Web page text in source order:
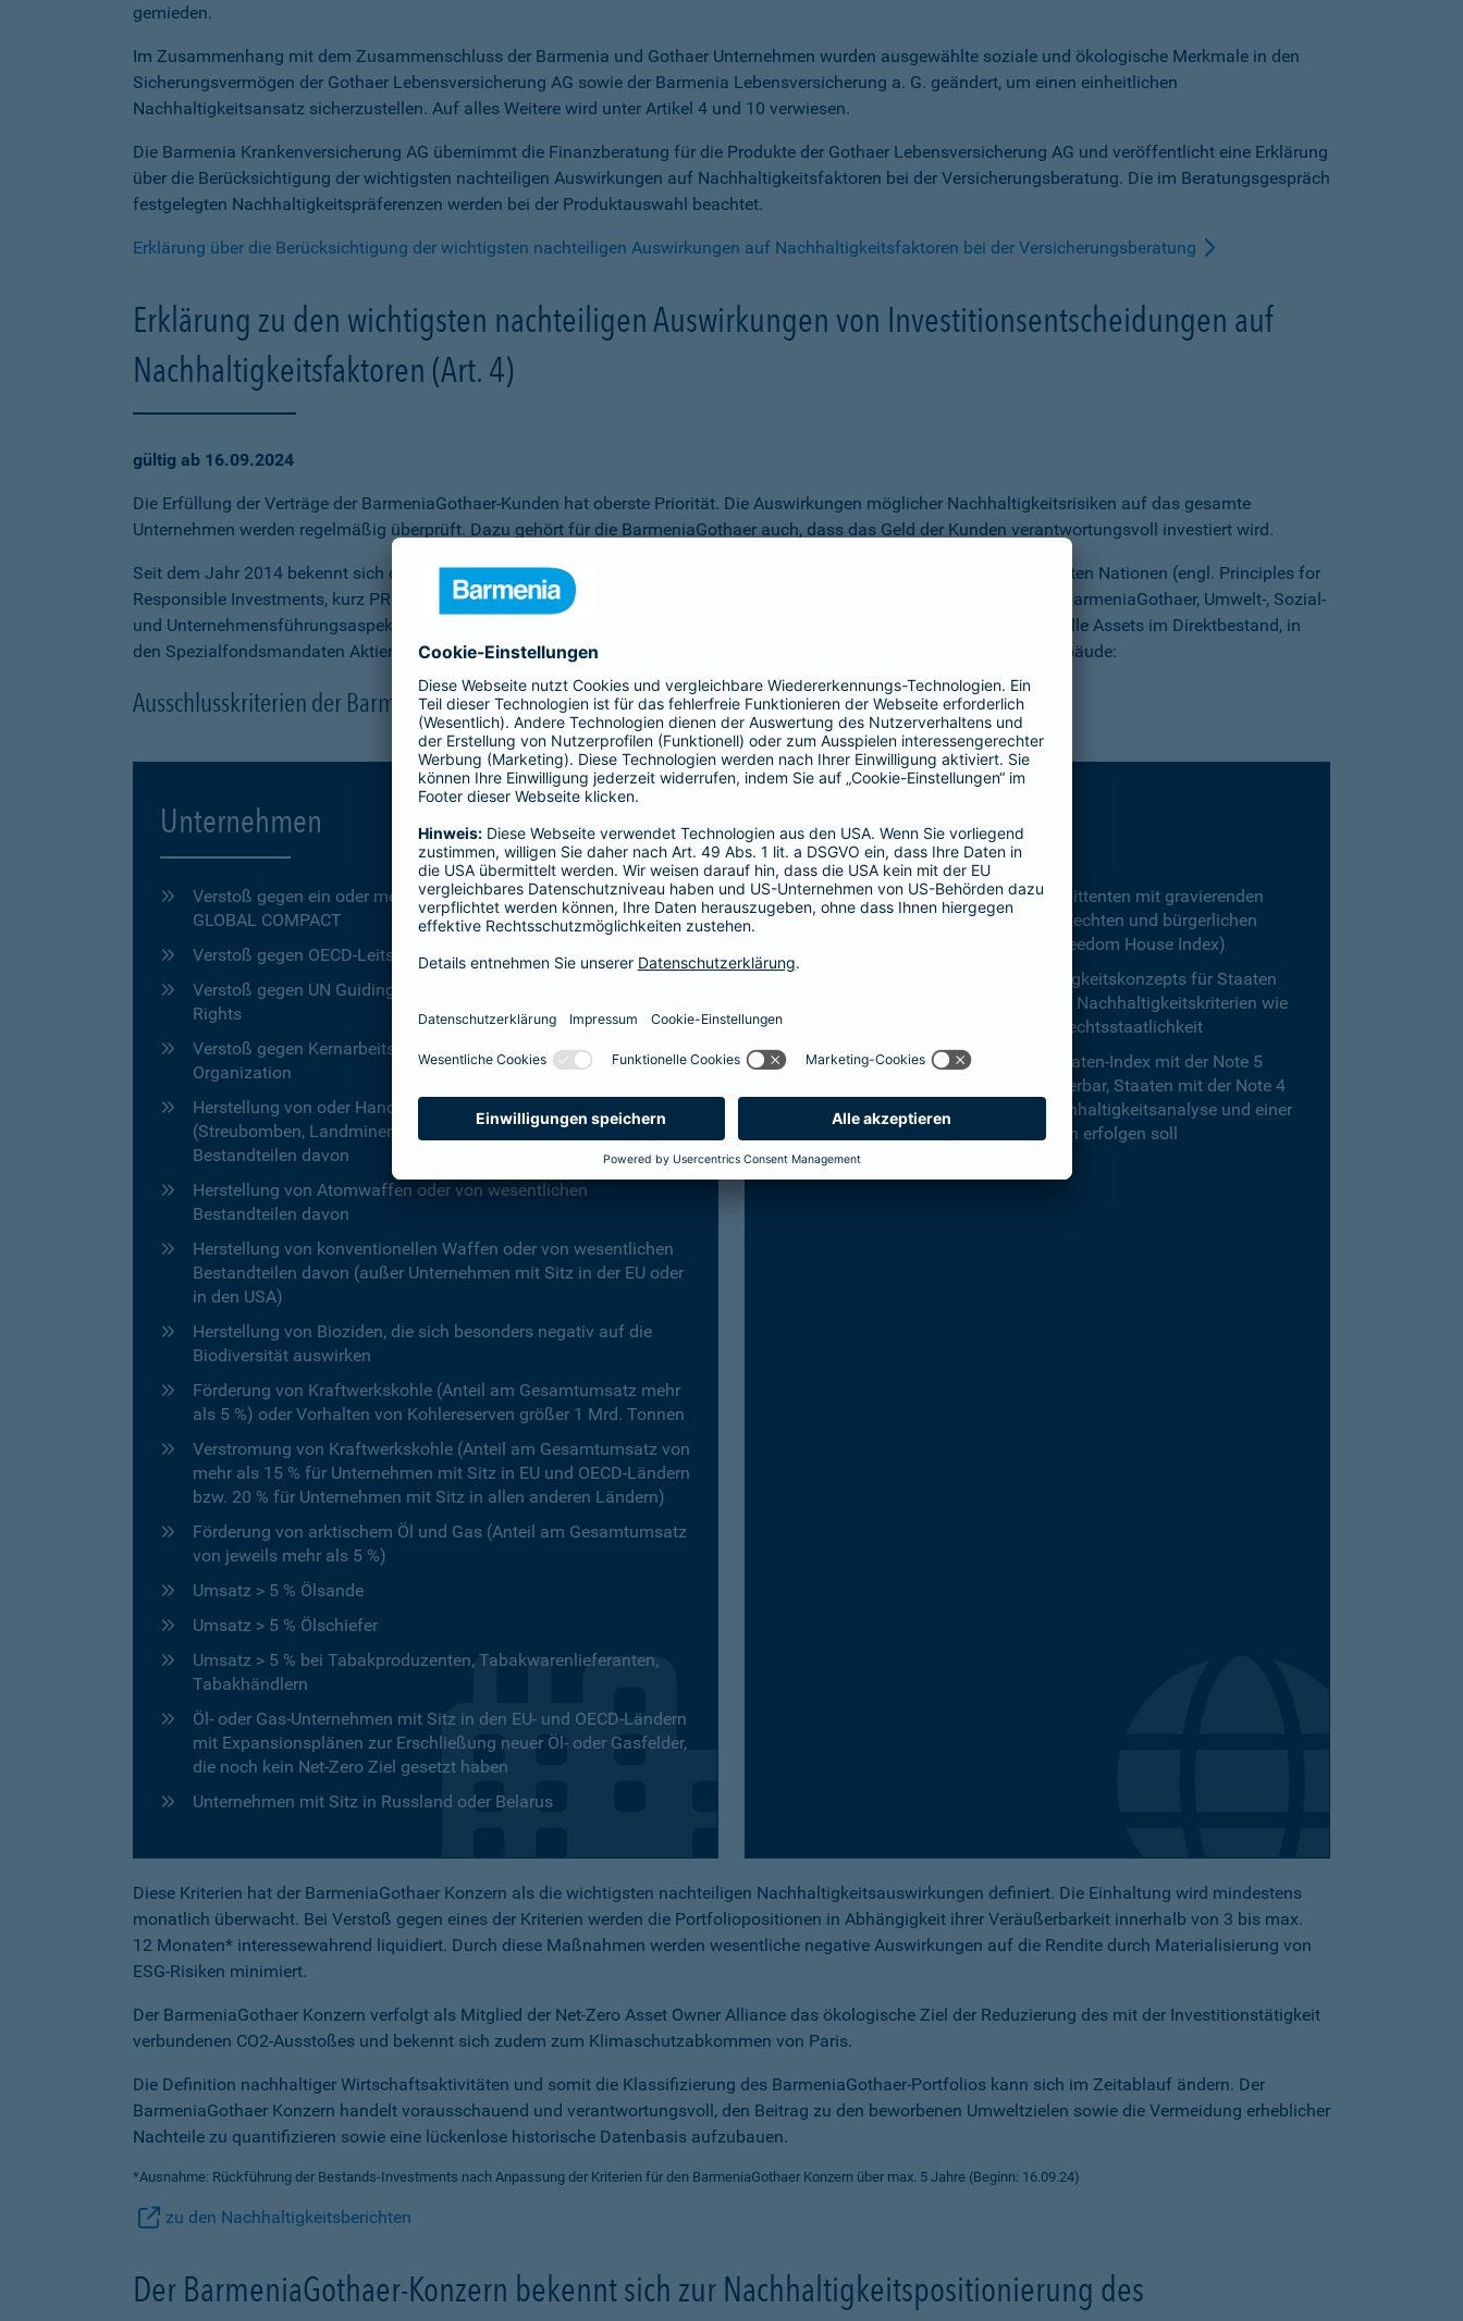
gemieden.
Im Zusammenhang mit dem Zusammenschluss der Barmenia und Gothaer Unternehmen wurden ausgewählte soziale und ökologische Merkmale in den
Sicherungsvermögen der Gothaer Lebensversicherung AG sowie der Barmenia Lebensversicherung a. G. geändert, um einen einheitlichen
Nachhaltigkeitsansatz sicherzustellen. Auf alles Weitere wird unter Artikel 4 und 10 verwiesen.
Die Barmenia Krankenversicherung AG übernimmt die Finanzberatung für die Produkte der Gothaer Lebensversicherung AG und veröffentlicht eine Erklärung
über die Berücksichtigung der wichtigsten nachteiligen Auswirkungen auf Nachhaltigkeitsfaktoren bei der Versicherungsberatung. Die im Beratungsgespräch
festgelegten Nachhaltigkeitspräferenzen werden bei der Produktauswahl beachtet.
Erklärung über die Berücksichtigung der wichtigsten nachteiligen Auswirkungen auf Nachhaltigkeitsfaktoren bei der Versicherungsberatung
Erklärung zu den wichtigsten nachteiligen Auswirkungen von Investitionsentscheidungen auf
Nachhaltigkeitsfaktoren (Art. 4)
gültig ab 16.09.2024
Die Erfüllung der Verträge der BarmeniaGothaer-Kunden hat oberste Priorität. Die Auswirkungen möglicher Nachhaltigkeitsrisiken auf das gesamte
Unternehmen werden regelmäßig überprüft. Dazu gehört für die BarmeniaGothaer auch, dass das Geld der Kunden verantwortungsvoll investiert wird.
Seit dem Jahr 2014 bekennt sich die Barmenia-Gruppe zu den Grundsätzen für verantwortungsvolles Investieren der Vereinten Nationen (engl. Principles for
Responsible Investments, kurz PRI). Auch die Gothaer-Gruppe hat diese Grundsätze anerkannt. Damit verpflichtet sich die BarmeniaGothaer, Umwelt-, Sozial-
und Unternehmensführungsaspekte bei Investitionsentscheidungen zu beachten. Folgende Ausschlusskriterien gelten für alle Assets im Direktbestand, in
den Spezialfondsmandaten Aktien und Corporates, für die Alternative Investments sowie für neue Mieter*innen unserer Gebäude:
Ausschlusskriterien der BarmeniaGothaer
Unternehmen
Verstoß gegen ein oder mehrere der zehn Prinzipien des UN
GLOBAL COMPACT
Verstoß gegen OECD-Leitsätze für multinationale Unternehmen
Verstoß gegen UN Guiding Principles on Business and Human
Rights
Verstoß gegen Kernarbeitsnormen der International Labor
Organization
Herstellung von oder Handel mit geächteten Waffen
(Streubomben, Landminen etc.) sowie von wesentlichen
Bestandteilen davon
Herstellung von Atomwaffen oder von wesentlichen
Bestandteilen davon
Herstellung von konventionellen Waffen oder von wesentlichen
Bestandteilen davon (außer Unternehmen mit Sitz in der EU oder
in den USA)
Herstellung von Bioziden, die sich besonders negativ auf die
Biodiversität auswirken
Förderung von Kraftwerkskohle (Anteil am Gesamtumsatz mehr
als 5 %) oder Vorhalten von Kohlereserven größer 1 Mrd. Tonnen
Verstromung von Kraftwerkskohle (Anteil am Gesamtumsatz von
mehr als 15 % für Unternehmen mit Sitz in EU und OECD-Ländern
bzw. 20 % für Unternehmen mit Sitz in allen anderen Ländern)
Förderung von arktischem Öl und Gas (Anteil am Gesamtumsatz
von jeweils mehr als 5 %)
Umsatz > 5 % Ölsande
Umsatz > 5 % Ölschiefer
Umsatz > 5 % bei Tabakproduzenten, Tabakwarenlieferanten,
Tabakhändlern
Öl- oder Gas-Unternehmen mit Sitz in den EU- und OECD-Ländern
mit Expansionsplänen zur Erschließung neuer Öl- oder Gasfelder,
die noch kein Net-Zero Ziel gesetzt haben
Unternehmen mit Sitz in Russland oder Belarus
Staaten
Staatsanleihen und staatsnahe Emittenten mit gravierenden
Einschränkungen von politischen Rechten und bürgerlichen
Freiheiten (Status „Not Free“ bei Freedom House Index)
Anwendung des Gothaer-Nachhaltigkeitskonzepts für Staaten
unter Einbeziehung der wichtigsten Nachhaltigkeitskriterien wie
bspw. Klimaschutz, Kinderarbeit, Rechtsstaatlichkeit
Staaten, die nach dem Gothaer Staaten-Index mit der Note 5
bewertet wurden, sind nicht investierbar, Staaten mit der Note 4
bedürfen einer tiefergehenden Nachhaltigkeitsanalyse und einer
Begründung, warum eine Investition erfolgen soll
Diese Kriterien hat der BarmeniaGothaer Konzern als die wichtigsten nachteiligen Nachhaltigkeitsauswirkungen definiert. Die Einhaltung wird mindestens
monatlich überwacht. Bei Verstoß gegen eines der Kriterien werden die Portfoliopositionen in Abhängigkeit ihrer Veräußerbarkeit innerhalb von 3 bis max.
12 Monaten* interessewahrend liquidiert. Durch diese Maßnahmen werden wesentliche negative Auswirkungen auf die Rendite durch Materialisierung von
ESG-Risiken minimiert.
Der BarmeniaGothaer Konzern verfolgt als Mitglied der Net-Zero Asset Owner Alliance das ökologische Ziel der Reduzierung des mit der Investitionstätigkeit
verbundenen CO2-Ausstoßes und bekennt sich zudem zum Klimaschutzabkommen von Paris.
Die Definition nachhaltiger Wirtschaftsaktivitäten und somit die Klassifizierung des BarmeniaGothaer-Portfolios kann sich im Zeitablauf ändern. Der
BarmeniaGothaer Konzern handelt vorausschauend und verantwortungsvoll, den Beitrag zu den beworbenen Umweltzielen sowie die Vermeidung erheblicher
Nachteile zu quantifizieren sowie eine lückenlose historische Datenbasis aufzubauen.
*Ausnahme: Rückführung der Bestands-Investments nach Anpassung der Kriterien für den BarmeniaGothaer Konzern über max. 5 Jahre (Beginn: 16.09.24)
zu den Nachhaltigkeitsberichten
Der BarmeniaGothaer-Konzern bekennt sich zur Nachhaltigkeitspositionierung des